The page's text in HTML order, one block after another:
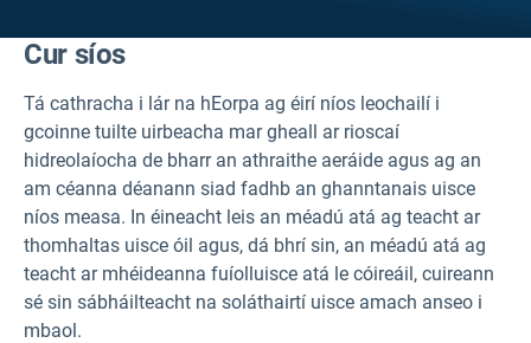
Cur síos
Tá cathracha i lár na hEorpa ag éirí níos leochailí i
gcoinne tuilte uirbeacha mar gheall ar rioscaí
hidreolaíocha de bharr an athraithe aeráide agus ag an
am céanna déanann siad fadhb an ghanntanais uisce
níos measa. In éineacht leis an méadú atá ag teacht ar
thomhaltas uisce óil agus, dá bhrí sin, an méadú atá ag
teacht ar mhéideanna fuíolluisce atá le cóireáil, cuireann
sé sin sábháilteacht na soláthairtí uisce amach anseo i
mbaol.